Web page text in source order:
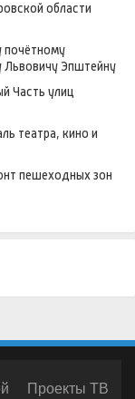
области
почётному
Львовичу Эпштейну
Часть улиц
театра, кино и
пешеходных зон
Проекты ТВ